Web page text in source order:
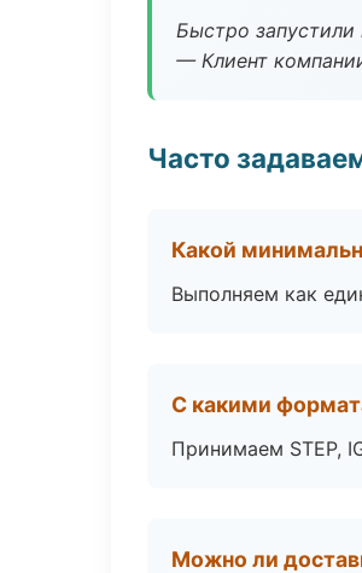
Быстро
— Клиент
Часто
Какой
Выполняем как
С какими
Принимаем STEP,
Можно ли